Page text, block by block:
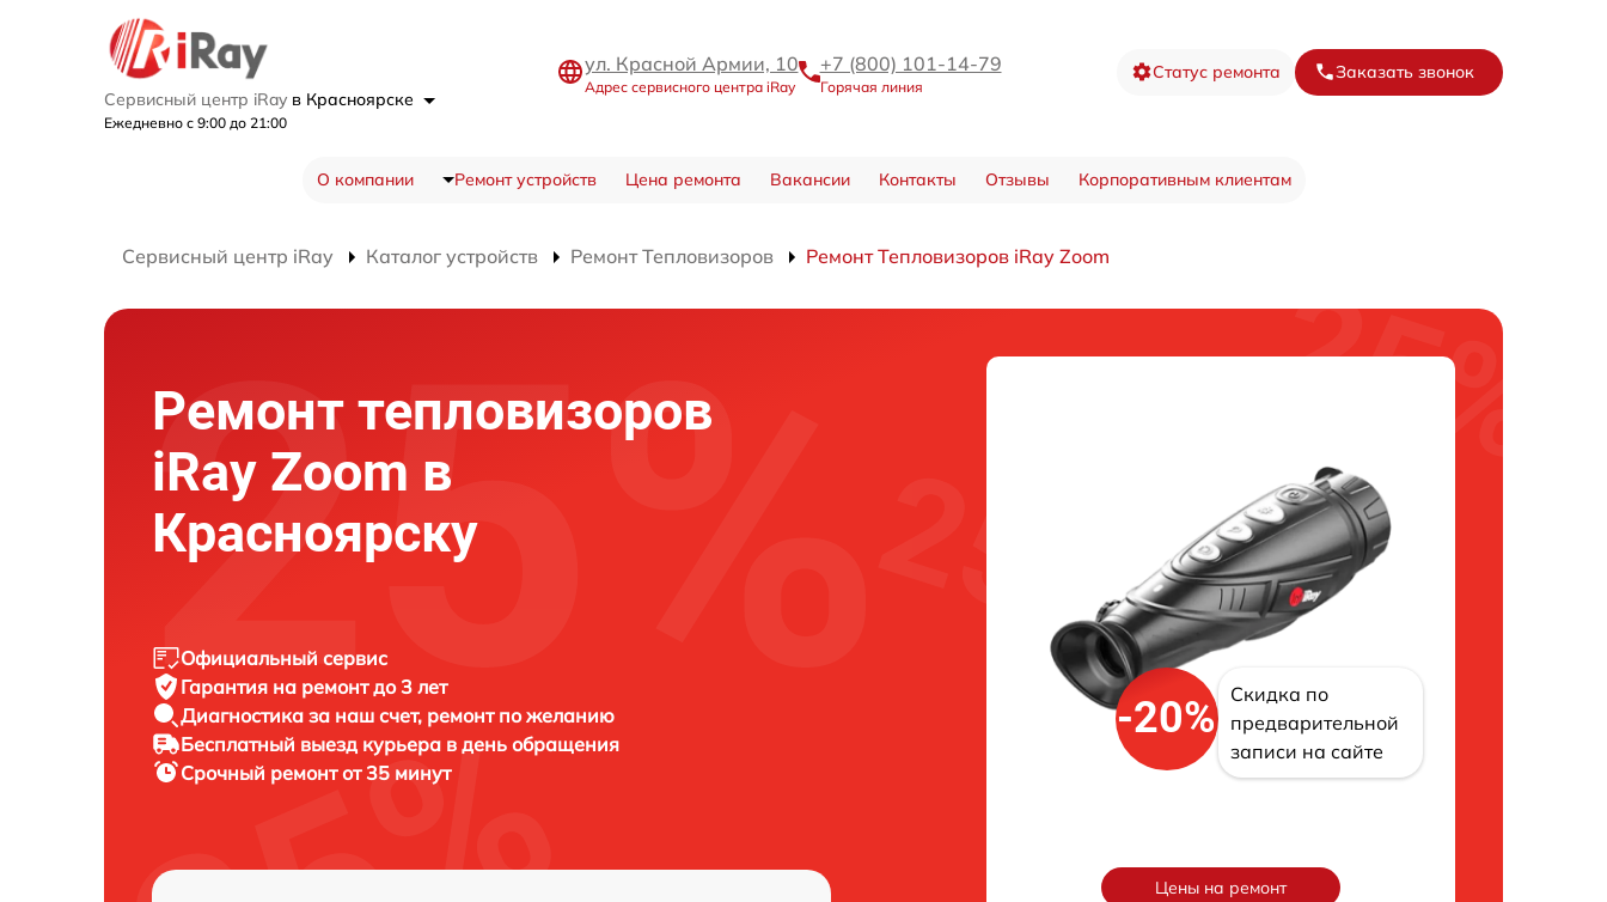
Сервисный центр iRay в Красноярске
Ежедневно с 9:00 до 21:00
ул. Красной Армии, 10
Адрес сервисного центра iRay
+7 (800) 101-14-79
Горячая линия
Статус ремонта Заказать звонок
О компании Ремонт устройств Цена ремонта Вакансии Контакты Отзывы Корпоративным клиентам
Сервисный центр iRay Каталог устройств Ремонт Тепловизоров Ремонт Тепловизоров iRay Zoom
Ремонт тепловизоров
iRay Zoom в
Красноярску
Официальный сервис
Гарантия на ремонт до 3 лет
Диагностика за наш счет, ремонт по желанию
Бесплатный выезд курьера в день обращения
Срочный ремонт от 35 минут
-20%
Скидка по
предварительной
записи на сайте
Цены на ремонт